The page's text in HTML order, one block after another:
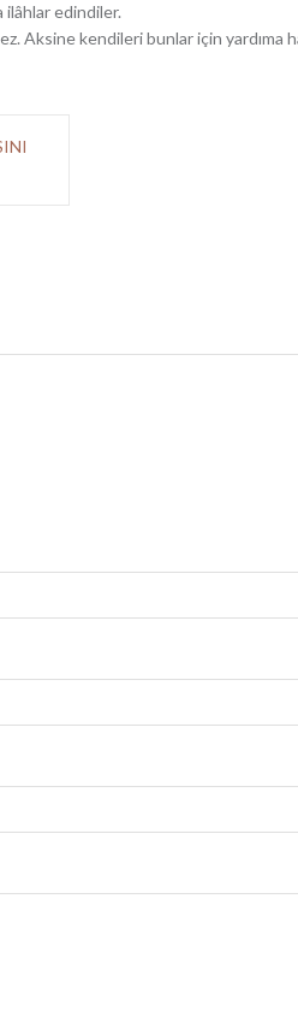
ilâhlar edindiler.
Aksine kendileri bunlar için yardıma